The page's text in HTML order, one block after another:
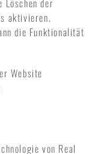
Löschen der
aktivieren.
die Funktionalität
Website
von Real